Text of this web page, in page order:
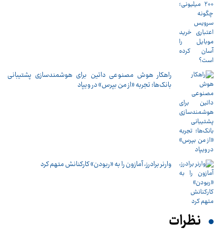
راهکار هوش مصنوعی داتین برای هوشمندسازی پشتیبانی
بانک‌ها؛ تجربه «از من بپرس» در ویپاد
وارنر برادرز، آمازون را به «ربودن» کارکنانش متهم کرد
نظرات